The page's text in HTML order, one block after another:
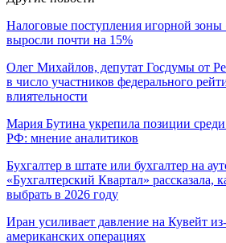
Налоговые поступления игорной зоны
выросли почти на 15%
Олег Михайлов, депутат Госдумы от
в число участников федерального
влиятельности
Мария Бутина укрепила позиции
РФ: мнение аналитиков
Бухгалтер в штате или бухгалтер на
«Бухгалтерский Квартал» рассказала,
выбрать в 2026 году
Иран усиливает давление на Кувейт из-
американских операциях